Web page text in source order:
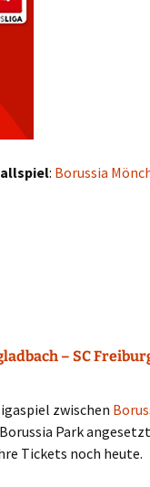
: Borussia
– SC
zwischen
Park
Tickets noch heute.